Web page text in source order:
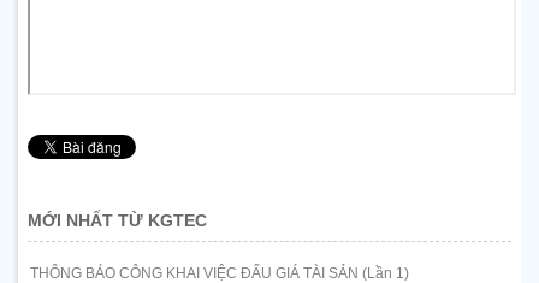
MỚI NHẤT TỪ KGTEC
THÔNG BÁO CÔNG KHAI VIỆC ĐẤU GIÁ TÀI SẢN (Lần 1)